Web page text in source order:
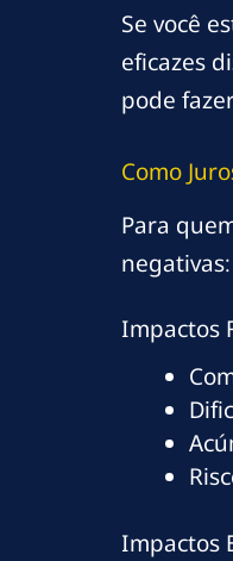
Se você
eficazes
pode
Como
Para
negativas:
Impactos
Impactos